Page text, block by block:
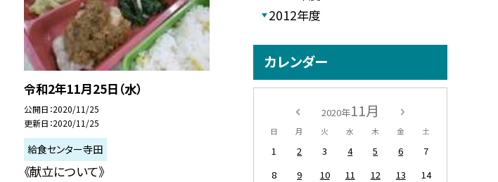
令和2年11月25日（水）
公開日 2020/11/25
更新日 2020/11/25
給食センター寺田
《献立について》
2012年度
カレンダー
2020年11月
日 月 火 水 木 金 土
1 2 3 4 5 6
7
8
9 10 11 12 13
14